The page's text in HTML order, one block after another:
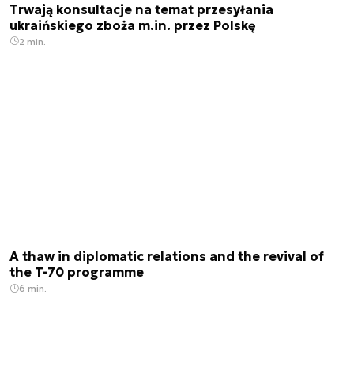
Trwają konsultacje na temat przesyłania
ukraińskiego zboża m.in. przez Polskę
2 min.
A thaw in diplomatic relations and the revival of
the T-70 programme
6 min.